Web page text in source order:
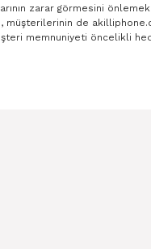
zarar görmesini
de
memnuniyeti öncelikli